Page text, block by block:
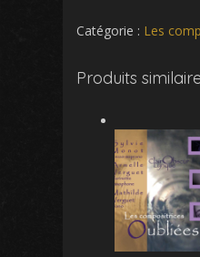
Si
Catégorie : Les
Produits